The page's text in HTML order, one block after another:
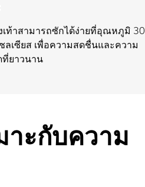
เท้าสามารถซักได้ง่ายที่อุณหภูมิ 30
ลเซียส เพื่อความสดชื่นและความ
ที่ยาวนาน
าะกับความ